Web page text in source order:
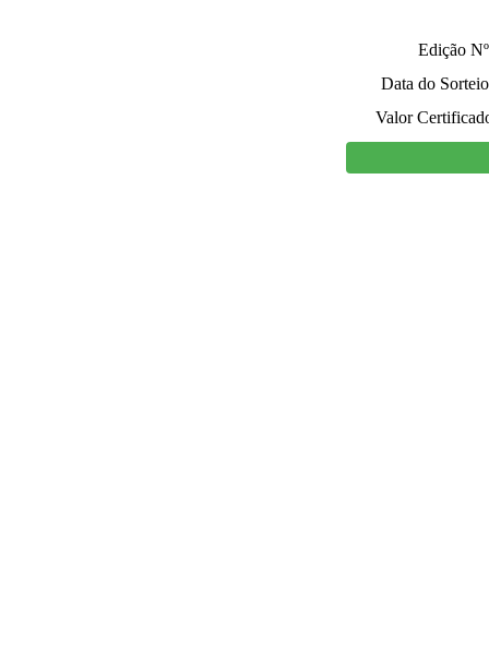
Edição
Data do
Valor